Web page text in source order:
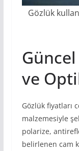
Gözlük
ve
Gözlük fiyatları
malzemesiyle
polarize,
belirlenen cam